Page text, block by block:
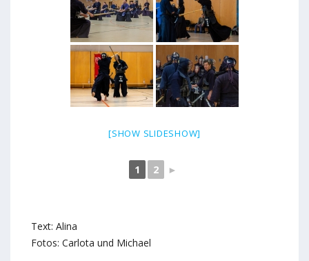
[SHOW SLIDESHOW]
1 2 ►
Text: Alina
Fotos: Carlota und Michael